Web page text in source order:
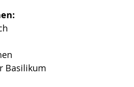
Basilikum